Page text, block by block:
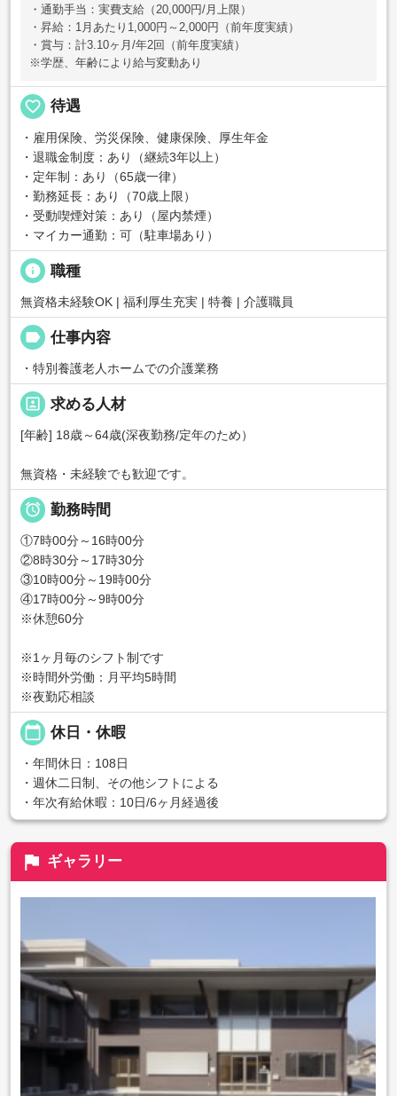
・通勤手当：実費支給（20,000円/月上限）
・昇給：1月あたり1,000円～2,000円（前年度実績）
・賞与：計3.10ヶ月/年2回（前年度実績）
※学歴、年齢により給与変動あり
favorite_border 待遇
・雇用保険、労災保険、健康保険、厚生年金
・退職金制度：あり（継続3年以上）
・定年制：あり（65歳一律）
・勤務延長：あり（70歳上限）
・受動喫煙対策：あり（屋内禁煙）
・マイカー通勤：可（駐車場あり）
info 職種
無資格未経験OK | 福利厚生充実 | 特養 | 介護職員
label 仕事内容
・特別養護老人ホームでの介護業務
portrait 求める人材
[年齢] 18歳～64歳(深夜勤務/定年のため）
無資格・未経験でも歓迎です。
 勤務時間
①7時00分～16時00分
②8時30分～17時30分
③10時00分～19時00分
④17時00分～9時00分
※休憩60分
※1ヶ月毎のシフト制です
※時間外労働：月平均5時間
※夜勤応相談
calendar_today 休日・休暇
・年間休日：108日
・週休二日制、その他シフトによる
・年次有給休暇：10日/6ヶ月経過後
flag ギャラリー